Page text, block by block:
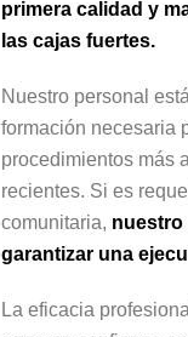
primera calidad y
las cajas fuertes.
Nuestro personal
formación necesaria
procedimientos más
recientes. Si es
comunitaria, nuestro
garantizar una
La eficacia